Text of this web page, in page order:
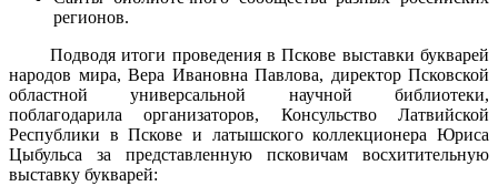
регионов.
Подводя итоги проведения в Пскове выставки букварей
народов мира, Вера Ивановна Павлова, директор Псковской
областной универсальной научной библиотеки,
поблагодарила организаторов, Консульство Латвийской
Республики в Пскове и латышского коллекционера Юриса
Цыбульса за представленную псковичам восхитительную
выставку букварей: